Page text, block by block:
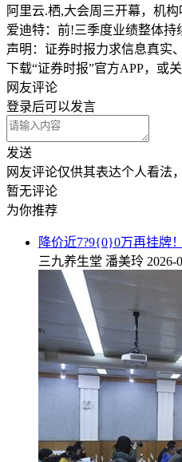
阿里云.栖,大会周三开幕，机
爱迪特：前!三季度业绩整体持
声明：证券时报力求信息真实
下载“证券时报”官方APP，或
网友评论
登录后可以发言
发送
网友评论仅供其表达个人看法
暂无评论
为你推荐
降价近7?9{0}0万再挂牌
三九养生堂 潘美玲 2026-